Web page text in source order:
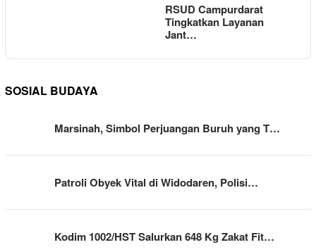
RSUD Campurdarat
Tingkatkan Layanan
Jant…
SOSIAL BUDAYA
Marsinah, Simbol Perjuangan Buruh yang T…
Patroli Obyek Vital di Widodaren, Polisi…
Kodim 1002/HST Salurkan 648 Kg Zakat Fit…